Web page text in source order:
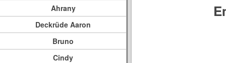
Ahrany
Deckrüde Aaron
Bruno
Cindy